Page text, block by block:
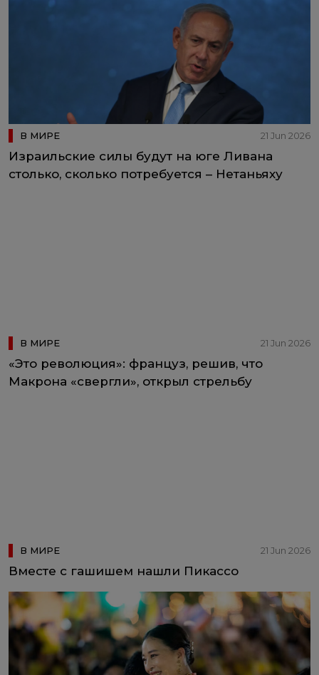
В МИРЕ 21 Jun 2026
Израильские силы будут на юге Ливана
столько, сколько потребуется – Нетаньяху
В МИРЕ 21 Jun 2026
«Это революция»: француз, решив, что
Макрона «свергли», открыл стрельбу
В МИРЕ 21 Jun 2026
Вместе с гашишем нашли Пикассо